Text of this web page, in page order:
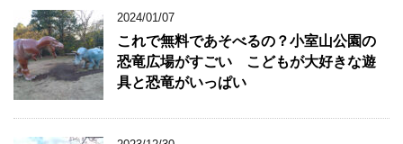
2024/01/07
これで無料であそべるの？小室山公園の
恐竜広場がすごい こどもが大好きな遊
具と恐竜がいっぱい